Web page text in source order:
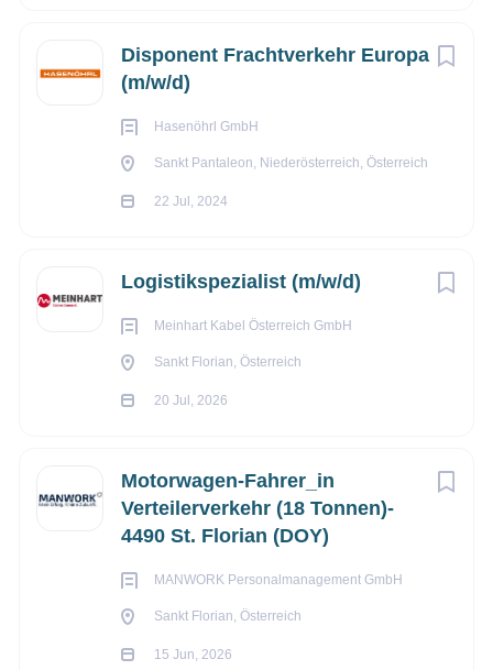
Disponent Frachtverkehr Europa
(m/w/d)
Hasenöhrl GmbH
Sankt Pantaleon, Niederösterreich, Österreich
22 Jul, 2024
Logistikspezialist (m/w/d)
Meinhart Kabel Österreich GmbH
Sankt Florian, Österreich
20 Jul, 2026
Motorwagen-Fahrer_in
Verteilerverkehr (18 Tonnen)-
4490 St. Florian (DOY)
MANWORK Personalmanagement GmbH
Sankt Florian, Österreich
15 Jun, 2026